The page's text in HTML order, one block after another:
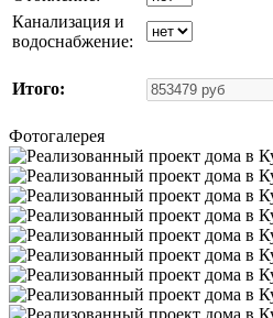
Канализация и
водоснабжение:
Итого:
Фотогалерея